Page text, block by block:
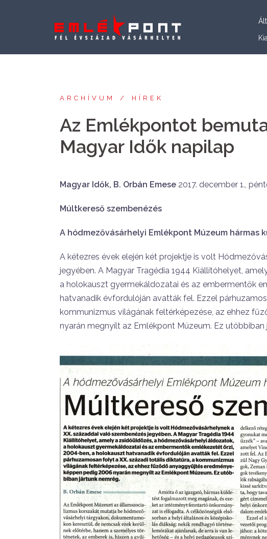
ARCHÍVUM HÍREK
Az Emlékpontot
Magyar Idők napilap
Magyar Idők, B. Orbán Emese 2017. december 1.,
Múltkereső szembenézés
A hódmezővásárhelyi Emlékpont Múzeum hármas
A kétezres évek elején két projektje is volt
jegyében. A Magyar Tragédia 1944 Kiállítóhelyet,
a holokauszt gyermekáldozatai és az embermentők
hatvanadik évfordulóján avatták fel. Ezzel
kommunizmus világának feltérképezése, az ehhez
nyarán megnyílt az Emlékpont Múzeum. Ez utób­biban